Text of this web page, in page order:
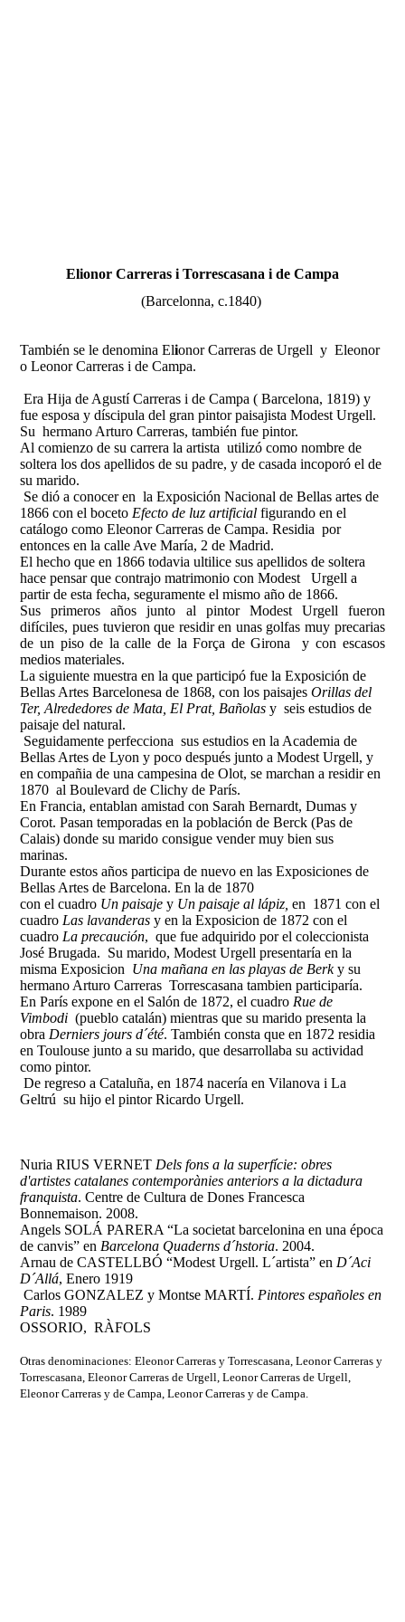
Elionor Carreras i Torrescasana i de Campa
(Barcelonna, c.1840)
También se le denomina Elionor Carreras de Urgell y Eleonor
o Leonor Carreras i de Campa.
Era Hija de Agustí Carreras i de Campa ( Barcelona, 1819) y
fue esposa y díscipula del gran pintor paisajista Modest Urgell.
Su hermano Arturo Carreras, también fue pintor.
Al comienzo de su carrera la artista utilizó como nombre de
soltera los dos apellidos de su padre, y de casada incoporó el de
su marido.
Se dió a conocer en la Exposición Nacional de Bellas artes de
1866 con el boceto Efecto de luz artificial figurando en el
catálogo como Eleonor Carreras de Campa. Residia por
entonces en la calle Ave María, 2 de Madrid.
El hecho que en 1866 todavia ultilice sus apellidos de soltera
hace pensar que contrajo matrimonio con Modest Urgell a
partir de esta fecha, seguramente el mismo año de 1866.
Sus primeros años junto al pintor Modest Urgell fueron
difíciles, pues tuvieron que residir en unas golfas muy precarias
de un piso de la calle de la Força de Girona y con escasos
medios materiales.
La siguiente muestra en la que participó fue la Exposición de
Bellas Artes Barcelonesa de 1868, con los paisajesOrillas del
Ter, Alrededores de Mata, El Prat, Bañolas y seis estudios de
paisaje del natural.
Seguidamente perfecciona sus estudios en la Academia de
Bellas Artes de Lyon y poco después junto a Modest Urgell, y
en compañia de una campesina de Olot, se marchan a residir en
1870 al Boulevard de Clichy de París.
En Francia, entablanamistad con Sarah Bernardt, Dumas y
Corot. Pasan temporadas en la población de Berck (Pas de
Calais) donde su marido consigue vender muy bien sus
marinas.
Durante estos años participa de nuevo en las Exposiciones de
Bellas Artes de Barcelona. En la de 1870
con el cuadro Un paisaje y Un paisaje al lápiz,en 1871 con el
cuadro Las lavanderas yen la Exposicion de 1872 con el
cuadro La precaución, que fue adquirido por el coleccionista
José Brugada. Su marido, Modest Urgell presentaría en la
misma Exposicion Una mañana en las playas de Berky su
hermano Arturo Carreras Torrescasana tambien participaría.
En París expone en el Salón de 1872, el cuadro Rue de
Vimbodi (pueblo catalán) mientras que su marido presenta la
obra Derniers jours d´été. También consta que en 1872 residia
en Toulouse junto a su marido, que desarrollaba su actividad
como pintor.
De regreso a Cataluña, en 1874 nacería en Vilanova i La
Geltrú su hijo el pintor Ricardo Urgell.
Nuria RIUS VERNET Dels fons a la superfície: obres
d'artistes catalanes contemporànies anteriors a la dictadura
franquista. Centre de Cultura de Dones Francesca
Bonnemaison. 2008.
Angels SOLÁ PARERA “La societat barcelonina en una época
de canvis” en Barcelona Quaderns d´hstoria. 2004.
Arnau de CASTELLBÓ “Modest Urgell. L´artista” en D´Aci
D´Allá, Enero 1919
Carlos GONZALEZ y Montse MARTÍ. Pintores españoles en
Paris. 1989
OSSORIO, RÀFOLS
Otras denominaciones: Eleonor Carreras y Torrescasana, Leonor Carreras y
Torrescasana, Eleonor Carreras de Urgell, Leonor Carreras de Urgell,
Eleonor Carreras y de Campa, Leonor Carreras y de Campa.